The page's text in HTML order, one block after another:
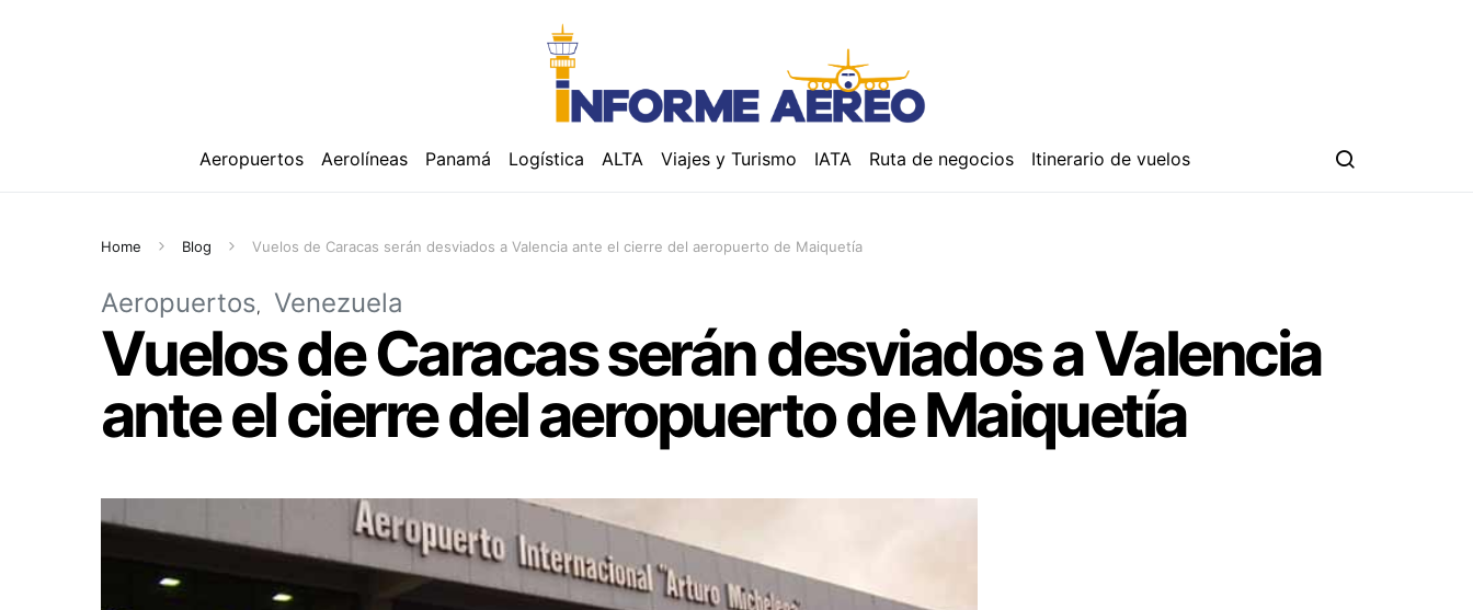
Aeropuertos Aerolíneas Panamá Logística ALTA Viajes y Turismo IATA Ruta de negocios Itinerario de vuelos
Home Blog Vuelos de Caracas serán desviados a Valencia ante el cierre del aeropuerto de Maiquetía
Aeropuertos Venezuela
Vuelos de Caracas serán desviados a Valencia
ante el cierre del aeropuerto de Maiquetía